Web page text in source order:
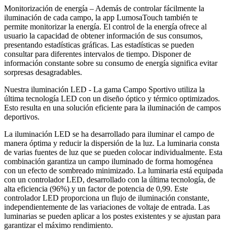
Monitorización de energía – Además de controlar fácilmente la
iluminación de cada campo, la app LumosaTouch también te
permite monitorizar la energía. El control de la energía ofrece al
usuario la capacidad de obtener información de sus consumos,
presentando estadísticas gráficas. Las estadísticas se pueden
consultar para diferentes intervalos de tiempo. Disponer de
información constante sobre su consumo de energía significa evitar
sorpresas desagradables.
Nuestra iluminación LED - La gama Campo Sportivo utiliza la
última tecnología LED con un diseño óptico y térmico optimizados.
Esto resulta en una solución eficiente para la iluminación de campos
deportivos.
La iluminación LED se ha desarrollado para iluminar el campo de
manera óptima y reducir la dispersión de la luz. La luminaria consta
de varias fuentes de luz que se pueden colocar individualmente. Esta
combinación garantiza un campo iluminado de forma homogénea
con un efecto de sombreado minimizado. La luminaria está equipada
con un controlador LED, desarrollado con la última tecnología, de
alta eficiencia (96%) y un factor de potencia de 0,99. Este
controlador LED proporciona un flujo de iluminación constante,
independientemente de las variaciones de voltaje de entrada. Las
luminarias se pueden aplicar a los postes existentes y se ajustan para
garantizar el máximo rendimiento.